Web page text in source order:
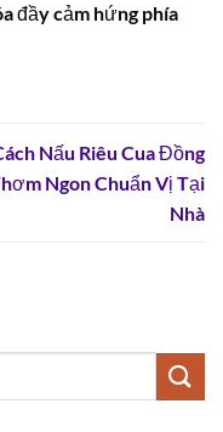
đầy cảm hứng phía
Nấu Riêu Cua Đồng
Ngon Chuẩn Vị Tại
Nhà